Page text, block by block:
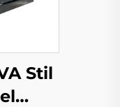
Stil